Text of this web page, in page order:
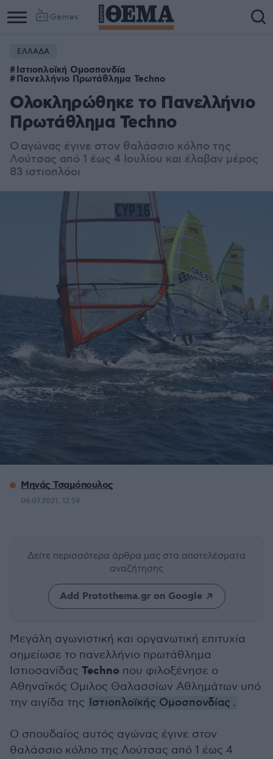
Games
ΕΛΛΑΔΑ
Ιστιοπλοϊκή Ομοσπονδία
Πανελλήνιο Πρωτάθλημα Techno
Ολοκληρώθηκε το Πανελλήνιο
Πρωτάθλημα Techno
Ο αγώνας έγινε στον θαλάσσιο κόλπο της
Λούτσας από 1 έως 4 Ιουλίου και έλαβαν μέρος
83 ιστιοπλόοι
Μηνάς Τσαμόπουλος
06.07.2021, 12:59
Δείτε περισσότερα άρθρα μας στα αποτελέσματα
αναζήτησης
Add Protothema.gr on Google
Μεγάλη αγωνιστική και οργανωτική επιτυχία
σημείωσε το πανελλήνιο πρωτάθλημα
Ιστιοσανίδας Techno που φιλοξένησε ο
Αθηναϊκός Ομιλος Θαλασσίων Αθλημάτων υπό
την αιγίδα της Ιστιοπλοϊκής Ομοσπονδίας .
Ο σπουδαίος αυτός αγώνας έγινε στον
θαλάσσιο κόλπο της Λούτσας από 1 έως 4